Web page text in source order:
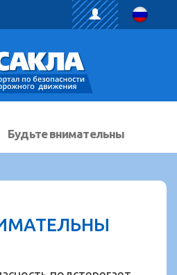
Будьте внимательны